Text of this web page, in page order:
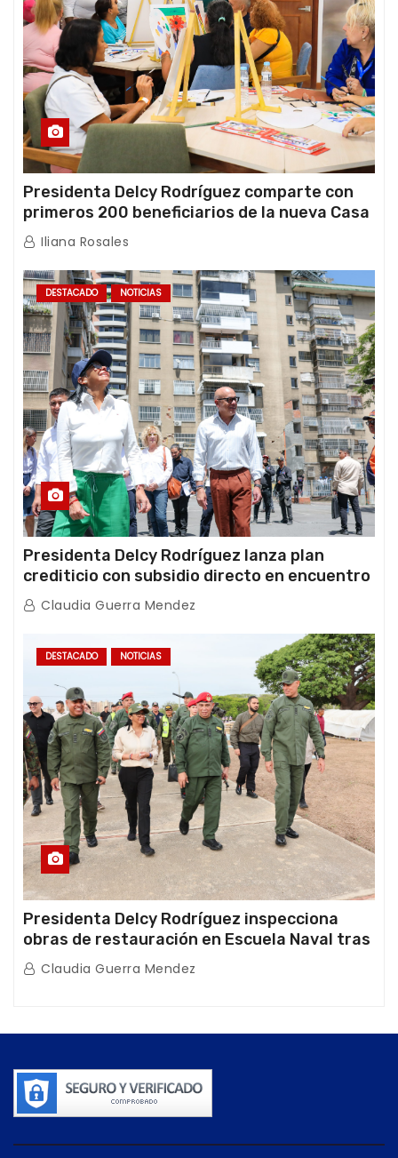
Presidenta Delcy Rodríguez comparte con
primeros 200 beneficiarios de la nueva Casa
de los Abuelos “La Primavera” en Caracas
Iliana Rosales
DESTACADO NOTICIAS
Presidenta Delcy Rodríguez lanza plan
crediticio con subsidio directo en encuentro
con Juntas de Condominio
Claudia Guerra Mendez
DESTACADO NOTICIAS
Presidenta Delcy Rodríguez inspecciona
obras de restauración en Escuela Naval tras
afectaciones sísmicas en La Guaira
Claudia Guerra Mendez